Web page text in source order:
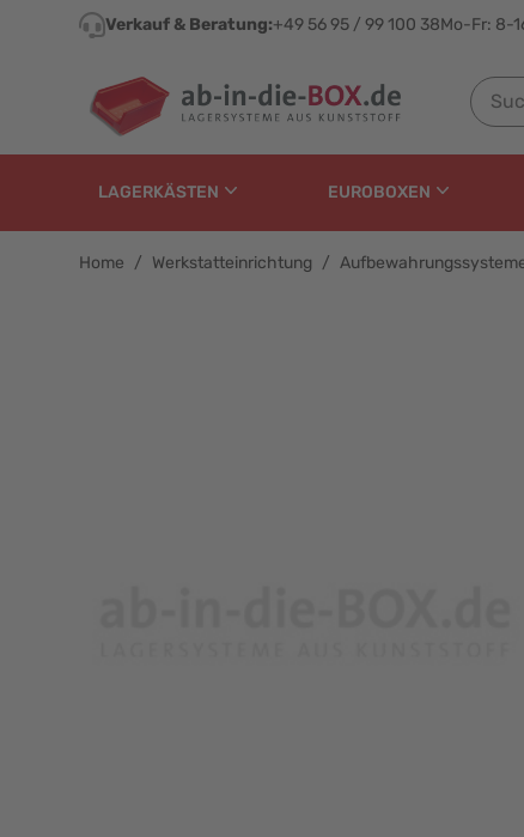
Direkt zum Inhalt
Verkauf & Beratung:+49 56 95 / 99 100 38Mo-Fr: 8-
LAGERKÄSTEN EUROBOXEN
Home / Werkstatteinrichtung /
Kleinteilekoffer